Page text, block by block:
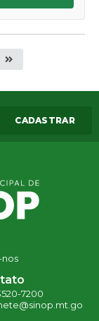
CADASTRAR
nos
7200